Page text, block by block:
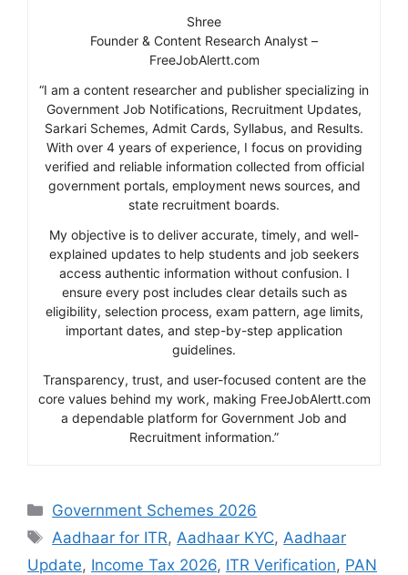
Shree
Founder & Content Research Analyst –
FreeJobAlertt.com
“I am a content researcher and publisher specializing in
Government Job Notifications, Recruitment Updates,
Sarkari Schemes, Admit Cards, Syllabus, and Results.
With over 4 years of experience, I focus on providing
verified and reliable information collected from official
government portals, employment news sources, and
state recruitment boards.
My objective is to deliver accurate, timely, and well-
explained updates to help students and job seekers
access authentic information without confusion. I
ensure every post includes clear details such as
eligibility, selection process, exam pattern, age limits,
important dates, and step-by-step application
guidelines.
Transparency, trust, and user-focused content are the
core values behind my work, making FreeJobAlertt.com
a dependable platform for Government Job and
Recruitment information.”
Categories
Government Schemes 2026
Tags
Aadhaar for ITR, Aadhaar KYC, Aadhaar
Update, Income Tax 2026, ITR Verification, PAN